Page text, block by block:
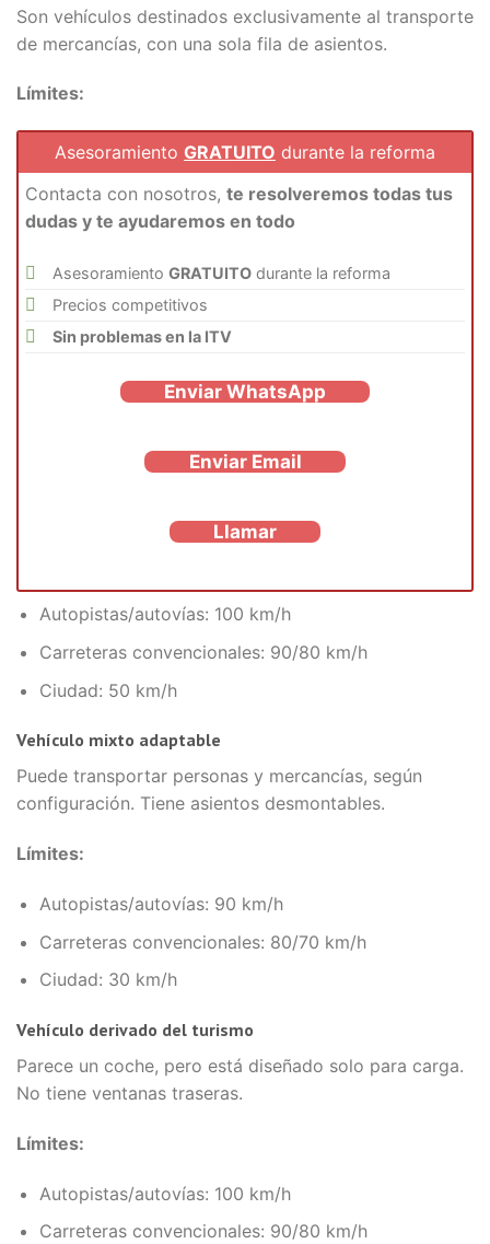
Son vehículos destinados exclusivamente al transporte
de mercancías, con una sola fila de asientos.
Límites:
Asesoramiento GRATUITO durante la reforma
Contacta con nosotros,te resolveremos todas tus
dudas y te ayudaremos en todo
AsesoramientoGRATUITO durante la reforma
Precios competitivos
Sin problemas en la ITV
Enviar WhatsApp
Enviar Email
Llamar
Autopistas/autovías: 100 km/h
Carreteras convencionales: 90/80 km/h
Ciudad: 50 km/h
Vehículo mixto adaptable
Puede transportar personas y mercancías, según
configuración. Tiene asientos desmontables.
Límites:
Autopistas/autovías: 90 km/h
Carreteras convencionales: 80/70 km/h
Ciudad: 30 km/h
Vehículo derivado del turismo
Parece un coche, pero está diseñado solo para carga.
No tiene ventanas traseras.
Límites:
Autopistas/autovías: 100 km/h
Carreteras convencionales: 90/80 km/h